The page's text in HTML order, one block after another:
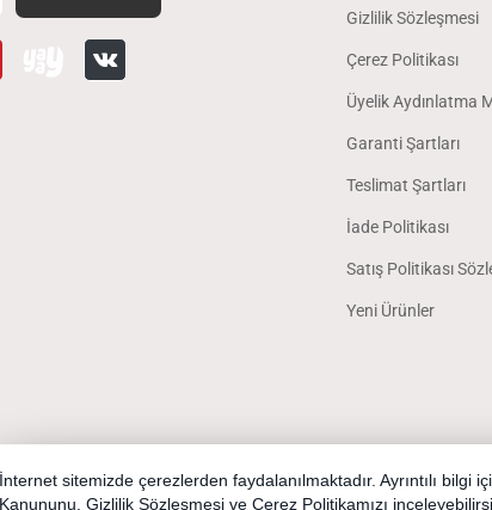
Gizlilik Sözleşmesi
Çerez Politikası
Üyelik Aydınlatma
Garanti Şartları
Teslimat Şartları
İade Politikası
Satış Politikası
Yeni Ürünler
Yardım İstek ve Önerileriniz
İnternet sitemizde çerezlerden faydalanılmaktadır. Ayrıntılı bilgi
Kanununu, Gizlilik Sözleşmesi ve Çerez Politikamızı